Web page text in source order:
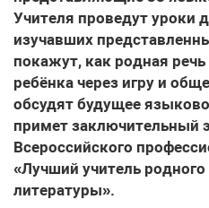
Учителя проведут уроки
изучавших
покажут, как родная
ребёнка через игру и
обсудят будущее
примет заключительный
Всероссийского
«Лучший учитель
литературы».